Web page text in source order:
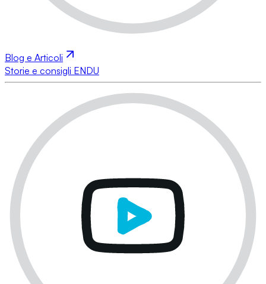
Blog e Articoli
Storie e consigli ENDU